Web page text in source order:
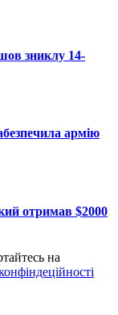
зниклу 14-
армію
отримав $2000
на